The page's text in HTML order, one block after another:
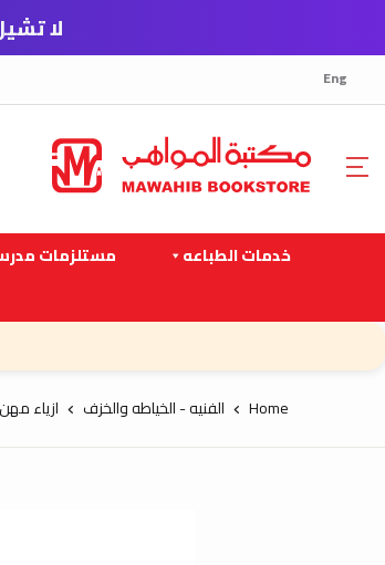
لا تشيل
Eng
خدمات الطباعه مستلزمات
Home الفنيه - الخياطه والخزف ازياء